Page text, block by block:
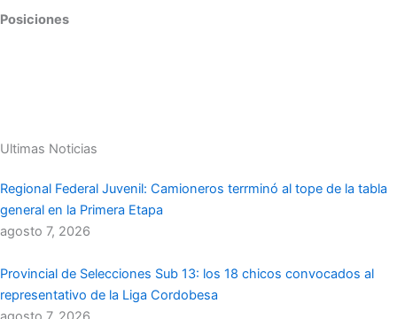
Posiciones
Ultimas Noticias
Regional Federal Juvenil: Camioneros terrminó al tope de la tabla
general en la Primera Etapa
agosto 7, 2026
Provincial de Selecciones Sub 13: los 18 chicos convocados al
representativo de la Liga Cordobesa